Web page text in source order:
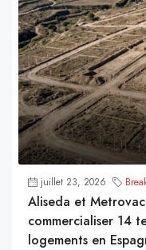
juillet 23, 2026
Aliseda et
commercialiser 14
logements en